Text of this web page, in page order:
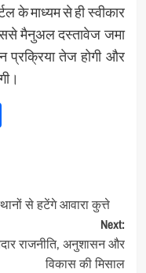
के माध्यम से ही स्वीकार
मैनुअल दस्तावेज जमा
प्रक्रिया तेज होगी और
Share
से हटेंगे आवारा कुत्ते
Next:
राजनीति, अनुशासन और
विकास की मिसाल